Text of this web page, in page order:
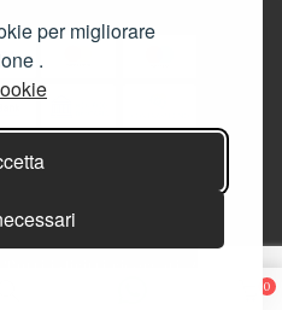
per migliorare
.
0
i diritti riservati. 2026